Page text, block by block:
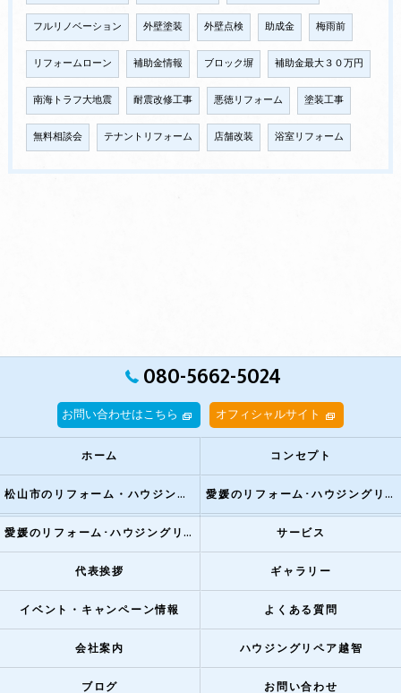
フルリノベーション 外壁塗装 外壁点検 助成金 梅雨前
リフォームローン 補助金情報 ブロック塀 補助金最大３０万円
南海トラフ大地震 耐震改修工事 悪徳リフォーム 塗装工事
無料相談会 テナントリフォーム 店舗改装 浴室リフォーム
080-5662-5024
お問い合わせはこちら オフィシャルサイト
ホーム コンセプト
松山市のリフォーム・ハウジングリペア越智とは？ 愛媛のリフォーム･ハウジングリペア越智の評判
愛媛のリフォーム･ハウジングリペア越智のお客様の声 サービス
代表挨拶 ギャラリー
イベント・キャンペーン情報 よくある質問
会社案内 ハウジングリペア越智
ブログ お問い合わせ